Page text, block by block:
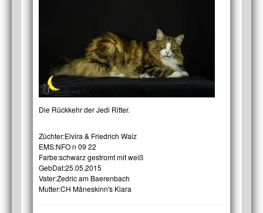
Die Rückkehr der Jedi Ritter.
Züchter:Elvira & Friedrich Walz
EMS:NFO n 09 22
Farbe:schwarz gestromt mit weiß
GebDat:25.05.2015
Vater:Zedric am Baerenbach
Mutter:CH Måneskinn's Kiara